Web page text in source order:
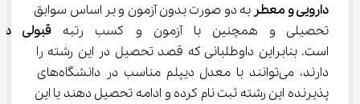
دارویی و ﻣﻌﻄﺮ به دو صورت بدون آزمون و بر اساس سوابق
تحصیلی و همچنین با آزمون و کسب رتبه قبولی
است. بنابراین داوطلبانی که قصد تحصیل در این رشته را
دارند، می‌توانند با معدل دیپلم مناسب در دانشگاه‌های
پذیرنده این رشته ثبت نام کرده و ادامه تحصیل دهند یا این